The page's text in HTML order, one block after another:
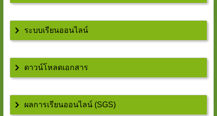
ระบบเรียนออนไลน์
ดาวน์โหลดเอกสาร
ผลการเรียนออนไลน์ (SGS)